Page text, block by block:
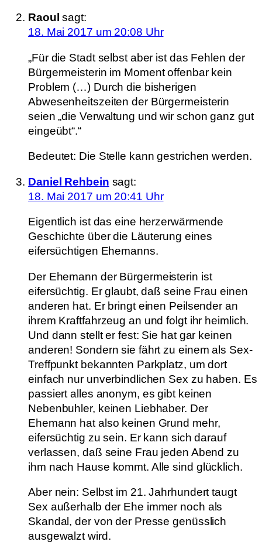
Raoul sagt:
18. Mai 2017 um 20:08 Uhr
„Für die Stadt selbst aber ist das Fehlen der
Bürgermeisterin im Moment offenbar kein
Problem (…) Durch die bisherigen
Abwesenheitszeiten der Bürgermeisterin
seien „die Verwaltung und wir schon ganz gut
eingeübt“.“
Bedeutet: Die Stelle kann gestrichen werden.
Daniel Rehbein sagt:
18. Mai 2017 um 20:41 Uhr
Eigentlich ist das eine herzerwärmende
Geschichte über die Läuterung eines
eifersüchtigen Ehemanns.
Der Ehemann der Bürgermeisterin ist
eifersüchtig. Er glaubt, daß seine Frau einen
anderen hat. Er bringt einen Peilsender an
ihrem Kraftfahrzeug an und folgt ihr heimlich.
Und dann stellt er fest: Sie hat gar keinen
anderen! Sondern sie fährt zu einem als Sex-
Treffpunkt bekannten Parkplatz, um dort
einfach nur unverbindlichen Sex zu haben. Es
passiert alles anonym, es gibt keinen
Nebenbuhler, keinen Liebhaber. Der
Ehemann hat also keinen Grund mehr,
eifersüchtig zu sein. Er kann sich darauf
verlassen, daß seine Frau jeden Abend zu
ihm nach Hause kommt. Alle sind glücklich.
Aber nein: Selbst im 21. Jahrhundert taugt
Sex außerhalb der Ehe immer noch als
Skandal, der von der Presse genüsslich
ausgewalzt wird.